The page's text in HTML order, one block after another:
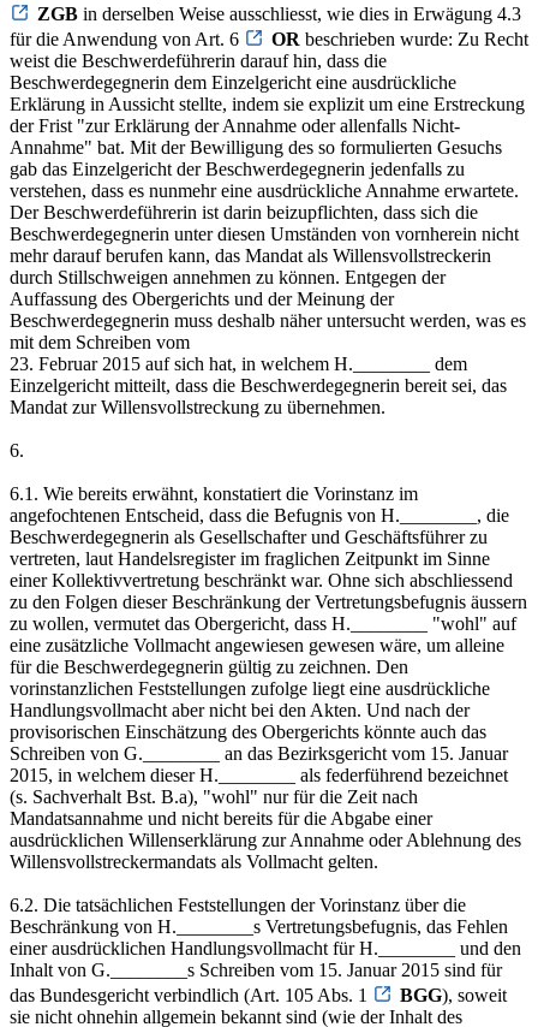
ZGB in derselben Weise ausschliesst, wie dies in Erwägung 4.3
für die Anwendung von Art. 6
OR beschrieben wurde: Zu Recht
weist die Beschwerdeführerin darauf hin, dass die
Beschwerdegegnerin dem Einzelgericht eine ausdrückliche
Erklärung in Aussicht stellte, indem sie explizit um eine Erstreckung
der Frist "zur Erklärung der Annahme oder allenfalls Nicht-
Annahme" bat. Mit der Bewilligung des so formulierten Gesuchs
gab das Einzelgericht der Beschwerdegegnerin jedenfalls zu
verstehen, dass es nunmehr eine ausdrückliche Annahme erwartete.
Der Beschwerdeführerin ist darin beizupflichten, dass sich die
Beschwerdegegnerin unter diesen Umständen von vornherein nicht
mehr darauf berufen kann, das Mandat als Willensvollstreckerin
durch Stillschweigen annehmen zu können. Entgegen der
Auffassung des Obergerichts und der Meinung der
Beschwerdegegnerin muss deshalb näher untersucht werden, was es
mit dem Schreiben vom
23. Februar 2015 auf sich hat, in welchem H.________ dem
Einzelgericht mitteilt, dass die Beschwerdegegnerin bereit sei, das
Mandat zur Willensvollstreckung zu übernehmen.
6.
6.1. Wie bereits erwähnt, konstatiert die Vorinstanz im
angefochtenen Entscheid, dass die Befugnis von H.________, die
Beschwerdegegnerin als Gesellschafter und Geschäftsführer zu
vertreten, laut Handelsregister im fraglichen Zeitpunkt im Sinne
einer Kollektivvertretung beschränkt war. Ohne sich abschliessend
zu den Folgen dieser Beschränkung der Vertretungsbefugnis äussern
zu wollen, vermutet das Obergericht, dass H.________ "wohl" auf
eine zusätzliche Vollmacht angewiesen gewesen wäre, um alleine
für die Beschwerdegegnerin gültig zu zeichnen. Den
vorinstanzlichen Feststellungen zufolge liegt eine ausdrückliche
Handlungsvollmacht aber nicht bei den Akten. Und nach der
provisorischen Einschätzung des Obergerichts könnte auch das
Schreiben von G.________ an das Bezirksgericht vom 15. Januar
2015, in welchem dieser H.________ als federführend bezeichnet
(s. Sachverhalt Bst. B.a), "wohl" nur für die Zeit nach
Mandatsannahme und nicht bereits für die Abgabe einer
ausdrücklichen Willenserklärung zur Annahme oder Ablehnung des
Willensvollstreckermandats als Vollmacht gelten.
6.2. Die tatsächlichen Feststellungen der Vorinstanz über die
Beschränkung von H.________s Vertretungsbefugnis, das Fehlen
einer ausdrücklichen Handlungsvollmacht für H.________ und den
Inhalt von G.________s Schreiben vom 15. Januar 2015 sind für
das Bundesgericht verbindlich (Art. 105 Abs. 1
BGG), soweit
sie nicht ohnehin allgemein bekannt sind (wie der Inhalt des